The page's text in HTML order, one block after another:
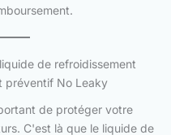
de refroidissement
préventif No Leaky
de protéger votre
C'est là que le liquide de